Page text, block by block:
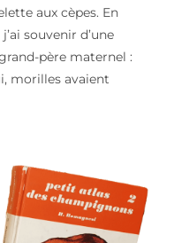
aux cèpes. En
souvenir d’une
père maternel :
morilles avaient